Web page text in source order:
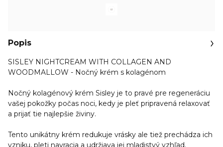
Popis
SISLEY NIGHTCREAM WITH COLLAGEN AND
WOODMALLOW - Nočný krém s kolagénom
Nočný kolagénový krém Sisley je to pravé pre regeneráciu
vašej pokožky počas noci, kedy je pleť pripravená relaxovať
a prijať tie najlepšie živiny.
Tento unikátny krém redukuje vrásky ale tiež prechádza ich
vzniku, pleti navracia a udržiava jej mladistvý vzhľad.